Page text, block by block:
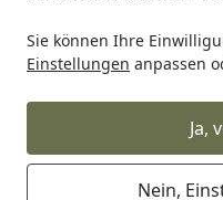
Sie können Ihre
Einstellungen anpassen
Ja,
Nein,
Startseite
Auto & Zweirad
Supersprox